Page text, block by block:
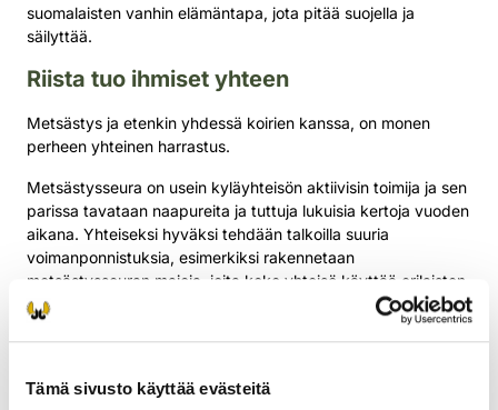
Tämä sivusto käyttää evästeitä
suomalaisten vanhin elämäntapa, jota pitää suojella ja
säilyttää.
Riista tuo ihmiset yhteen
Metsästys ja etenkin yhdessä koirien kanssa, on monen
perheen yhteinen harrastus.
Metsästysseura on usein kyläyhteisön aktiivisin toimija ja sen
parissa tavataan naapureita ja tuttuja lukuisia kertoja vuoden
aikana. Yhteiseksi hyväksi tehdään talkoilla suuria
voimanponnistuksia, esimerkiksi rakennetaan
metsästysseuran majoja, joita koko yhteisö käyttää erilaisten
tapahtumien keskuspaikkana.
Suomen suurin luontokoulu
Metsästäjätutkinnonsuorittaneita suomalaisia on reilusti yli